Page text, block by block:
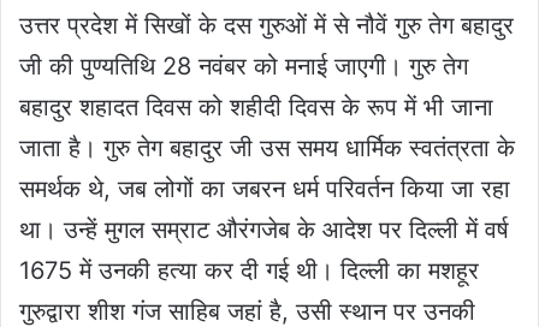
उत्तर प्रदेश में सिखों के दस गुरुओं में से नौवें गुरु तेग बहादुर
जी की पुण्यतिथि 28 नवंबर को मनाई जाएगी। गुरु तेग
बहादुर शहादत दिवस को शहीदी दिवस के रूप में भी जाना
जाता है। गुरु तेग बहादुर जी उस समय धार्मिक स्वतंत्रता के
समर्थक थे, जब लोगों का जबरन धर्म परिवर्तन किया जा रहा
था। उन्हें मुगल सम्राट औरंगजेब के आदेश पर दिल्ली में वर्ष
1675 में उनकी हत्या कर दी गई थी। दिल्ली का मशहूर
गुरुद्वारा शीश गंज साहिब जहां है, उसी स्थान पर उनकी